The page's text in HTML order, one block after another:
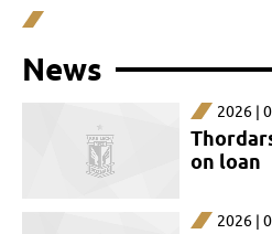
News
2026 |
on loan
2026 |